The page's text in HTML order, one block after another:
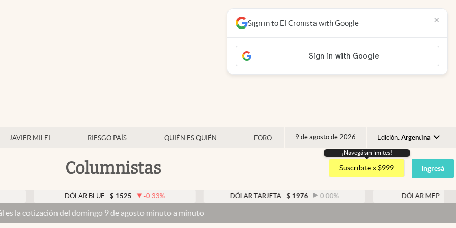
JAVIER MILEI RIESGO PAÍS QUIÉN ES QUIÉN FORO 9 de agosto de 2026 Edición: Argentina
Argentina
España
USA
Columnistas
¡Navegá sin limites!
Suscribite x $999 Ingresá
DÓLAR BLUE $ 1525 -0.33% DÓLAR TARJETA $ 1976 0.00% DÓLAR MEP $ 1526,03
del domingo 9 de agosto minuto a minuto
Sign in to El Cronista with Google ×